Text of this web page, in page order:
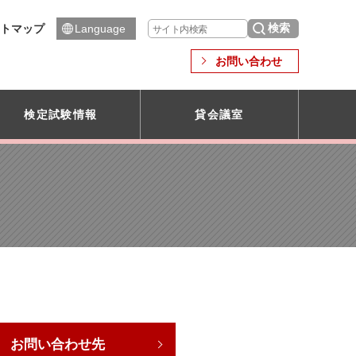
マップ Language
お問い合わせ
検定試験情報 貸会議室
お問い合わせ先